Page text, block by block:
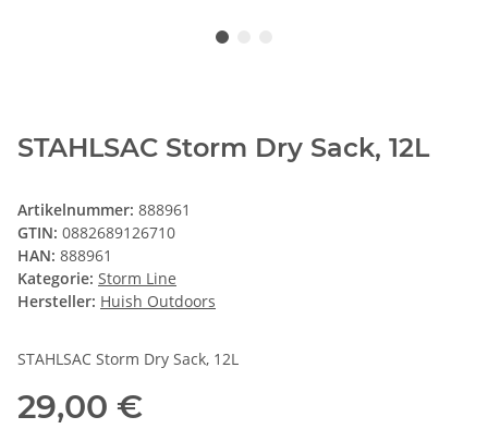
STAHLSAC Storm Dry Sack, 12L
Artikelnummer: 888961
GTIN: 0882689126710
HAN: 888961
Kategorie: Storm Line
Hersteller: Huish Outdoors
STAHLSAC Storm Dry Sack, 12L
29,00 €